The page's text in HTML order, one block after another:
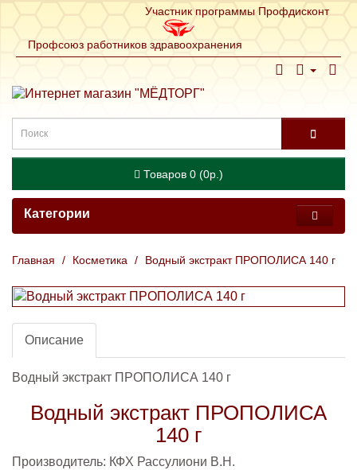
Участник программы Профдисконт
Профсоюз работников здравоохранения
Товаров 0 (0р.)
Категории
Косметика Водный экстракт ПРОПОЛИСА 140 г
Описание
Водный экстракт ПРОПОЛИСА 140 г
Водный экстракт ПРОПОЛИСА
140 г
Производитель: КФХ Рассулиони В.Н.